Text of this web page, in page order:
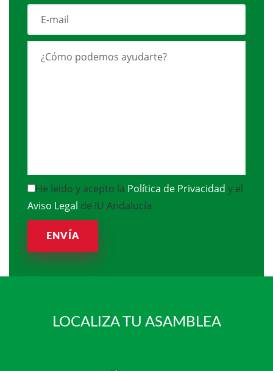
He leido y acepto la Política de Privacidad y el
Aviso Legal de IU Andalucía
ENVÍA
LOCALIZA TU ASAMBLEA